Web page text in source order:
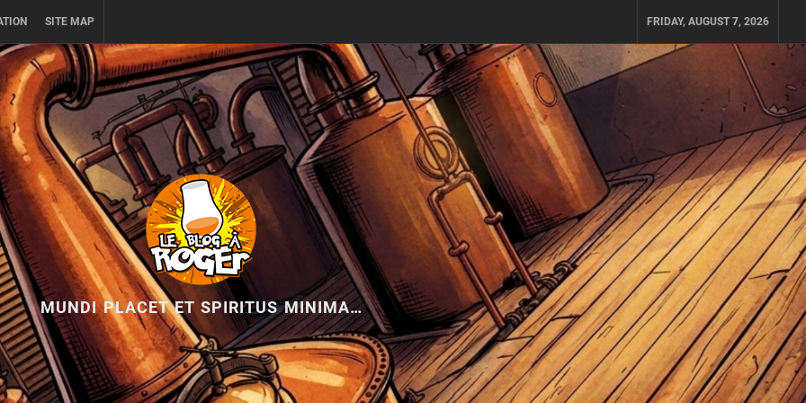
SITE MAP FRIDAY, AUGUST 7, 2026
MUNDI PLACET ET SPIRITUS MINIMA…